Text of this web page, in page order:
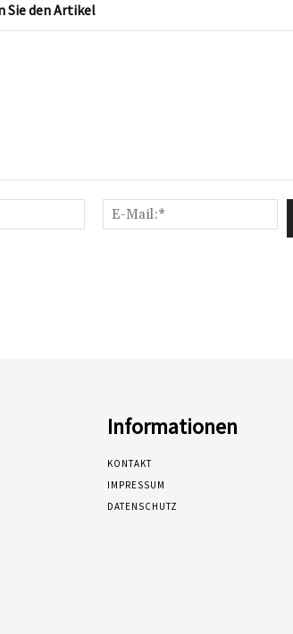
Sie den Artikel
Name:*
Informationen
KONTAKT
IMPRESSUM
DATENSCHUTZ